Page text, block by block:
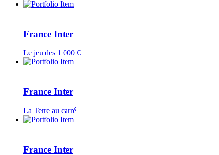
France Inter
Le jeu des 1 000 €
France Inter
La Terre au carré
France Inter